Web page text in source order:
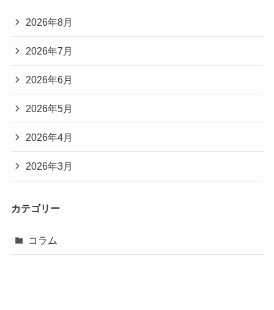
2026年8月
2026年7月
2026年6月
2026年5月
2026年4月
2026年3月
カテゴリー
コラム